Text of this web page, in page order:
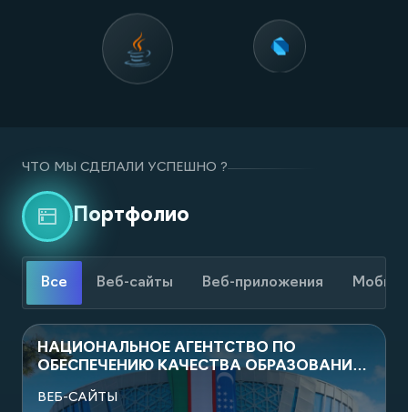
ЧТО МЫ СДЕЛАЛИ УСПЕШНО ?
Портфолио
Все Веб-сайты Веб-приложения
НАЦИОНАЛЬНОЕ АГЕНТСТВО ПО
ОБЕСПЕЧЕНИЮ КАЧЕСТВА ОБРАЗОВАНИЯ
ПРИ АДМИНИСТРАЦИИ ПРЕЗИДЕНТА
РЕСПУБЛИКИ УЗБЕКИСТАН
ВЕБ-САЙТЫ